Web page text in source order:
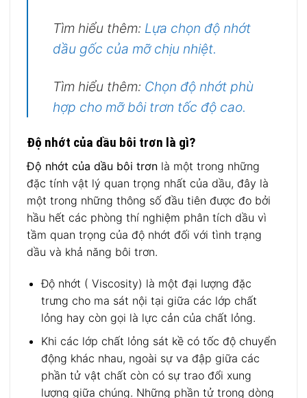
Tìm hiểu thêm: Lựa chọn độ nhớt
dầu gốc của mỡ chịu nhiệt.
Tìm hiểu thêm: Chọn độ nhớt phù
hợp cho mỡ bôi trơn tốc độ cao.
Độ nhớt của dầu bôi trơn là gì?
Độ nhớt của dầu bôi trơn là một trong những
đặc tính vật lý quan trọng nhất của dầu, đây là
một trong những thông số đầu tiên được đo bởi
hầu hết các phòng thí nghiệm phân tích dầu vì
tầm quan trọng của độ nhớt đối với tình trạng
dầu và khả năng bôi trơn.
Độ nhớt ( Viscosity) là một đại lượng đặc
trưng cho ma sát nội tại giữa các lớp chất
lỏng hay còn gọi là lực cản của chất lỏng.
Khi các lớp chất lỏng sát kề có tốc độ chuyển
động khác nhau, ngoài sự va đập giữa các
phần tử vật chất còn có sự trao đổi xung
lượng giữa chúng. Những phần tử trong dòng